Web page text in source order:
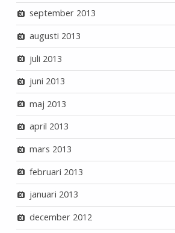
september 2013
augusti 2013
juli 2013
juni 2013
maj 2013
april 2013
mars 2013
februari 2013
januari 2013
december 2012